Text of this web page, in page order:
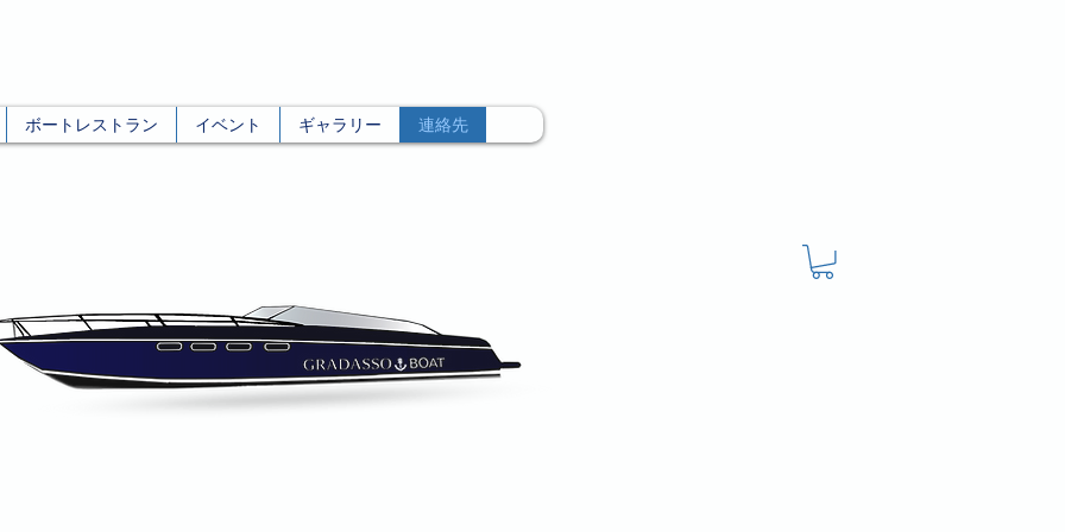
ボートレストラン イベント ギャラリー 連絡先